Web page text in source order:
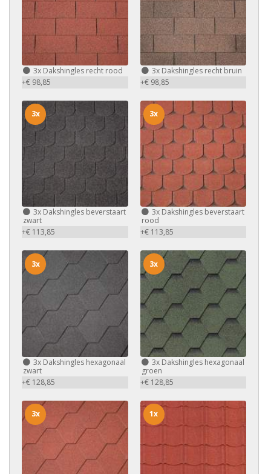
3x Dakshingles recht rood
+€ 98,85
3xDakshingles recht bruin
+€ 98,85
3x Dakshingles beverstaart
zwart
+€ 113,85
3x
3xDakshingles beverstaart
rood
+€ 113,85
3x
3x Dakshingles hexagonaal
zwart
+€ 128,85
3x
3xDakshingles hexagonaal
groen
+€ 128,85
3x
3x 1x